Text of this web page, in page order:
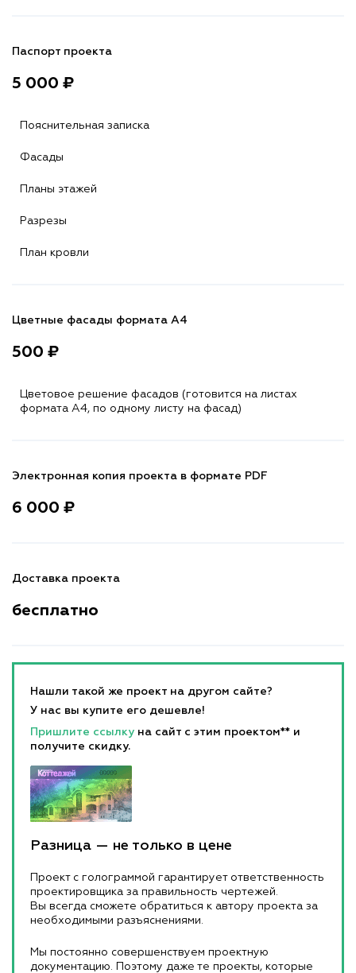
Паспорт проекта
5 000 ₽
Пояснительная записка
Фасады
Планы этажей
Разрезы
План кровли
Цветные фасады формата А4
500 ₽
Цветовое решение фасадов (готовится на листах
формата A4, по одному листу на фасад)
Электронная копия проекта в формате PDF
6 000 ₽
Доставка проекта
бесплатно
Нашли такой же проект на другом сайте?
У нас вы купите его дешевле!
Пришлите ссылку на сайт с этим проектом** и
получите скидку.
Разница — не только в цене
Проект с голограммой гарантирует ответственность
проектировщика за правильность чертежей.
Вы всегда сможете обратиться к автору проекта за
необходимыми разъяснениями.
Мы постоянно совершенствуем проектную
документацию. Поэтому даже те проекты, которые